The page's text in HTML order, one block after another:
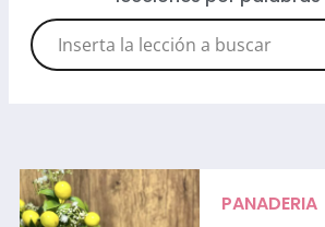
PANADERIA